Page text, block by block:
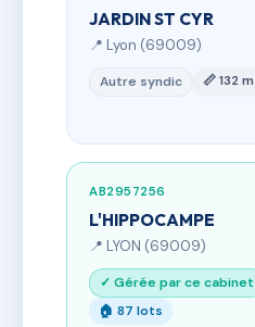
JARDIN ST CYR
📍 Lyon (69009)
Autre syndic 📏 132 m
AB2957256
L'HIPPOCAMPE
📍 LYON (69009)
✓ Gérée par ce cabinet
🏠 87 lots